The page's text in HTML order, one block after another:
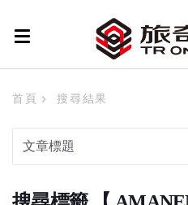
首頁 搜尋結果